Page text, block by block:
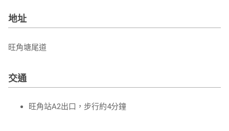
地址
旺角塘尾道
交通
旺角站A2出口，步行約4分鐘